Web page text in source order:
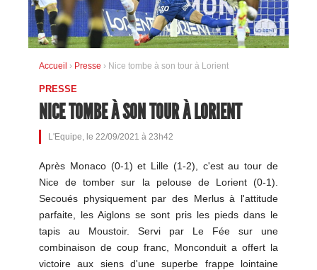
Accueil › Presse › Nice tombe à son tour à Lorient
PRESSE
NICE TOMBE À SON TOUR À LORIENT
L'Equipe, le 22/09/2021 à 23h42
Après Monaco (0-1) et Lille (1-2), c'est au tour de
Nice de tomber sur la pelouse de Lorient (0-1).
Secoués physiquement par des Merlus à l'attitude
parfaite, les Aiglons se sont pris les pieds dans le
tapis au Moustoir. Servi par Le Fée sur une
combinaison de coup franc, Monconduit a offert la
victoire aux siens d'une superbe frappe lointaine